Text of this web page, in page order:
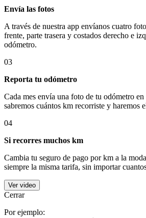
Envía las fotos
A través de nuestra app envíanos cuatro
frente, parte trasera y costados derecho e
odómetro.
03
Reporta tu odómetro
Cada mes envía una foto de tu odómetro en
sabremos cuántos km recorriste y haremos
04
Si recorres muchos km
Cambia tu seguro de pago por km a la
siempre la misma tarifa, sin importar
Ver video
Cerrar
Por ejemplo: